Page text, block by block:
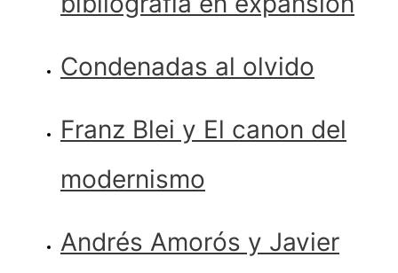
Condenadas al olvido
Franz Blei y El canon del
modernismo
Andrés Amorós y Javier